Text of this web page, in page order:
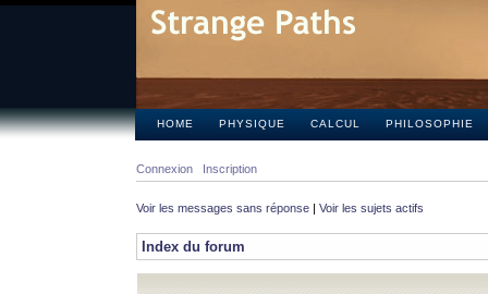
HOME PHYSIQUE CALCUL PHILOSOPHIE
Connexion Inscription
Voir les messages sans réponse | Voir les sujets actifs
Index du forum